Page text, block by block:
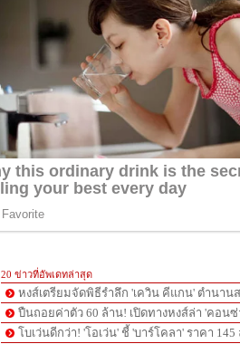
20 ข่าวที่อัพเดทล่าสุด
หงส์เตรียมจัดพิธีรำลึก 'เควิน คีแกน' ตำนาน
ปืนถอยค่าตัว 60 ล้าน! เปิดทางหงส์ล่า 'คอนซ่
โบเว่นดีกว่า! 'โอเว่น' ชี้ 'บาร์โคลา' ราคา